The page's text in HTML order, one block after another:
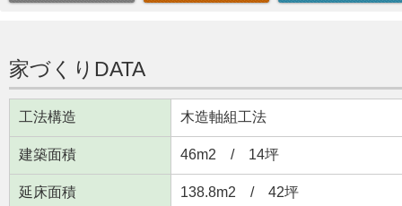
家づくりDATA
工法構造 木造軸組工法
建築面積 46m2 / 14坪
延床面積 138.8m2 / 42坪